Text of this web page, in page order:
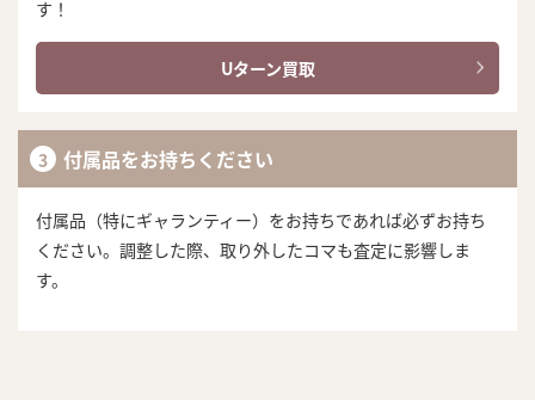
す！
Uターン買取
付属品をお持ちください
付属品（特にギャランティー）をお持ちであれば必ずお持ち
ください。調整した際、取り外したコマも査定に影響しま
す。